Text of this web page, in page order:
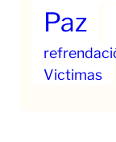
Paz
Victimas